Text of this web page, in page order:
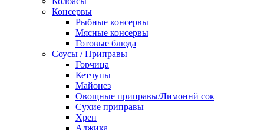
Консервы
Рыбные консервы
Мясные консервы
Готовые блюда
Соусы / Приправы
Горчица
Кетчупы
Майонез
Овощные приправы/Лимоннй сок
Сухие приправы
Хрен
Аджика